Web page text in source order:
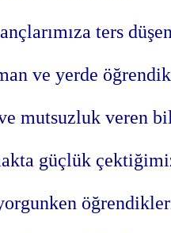
ters
ve yerde
mutsuzluk veren
güçlük